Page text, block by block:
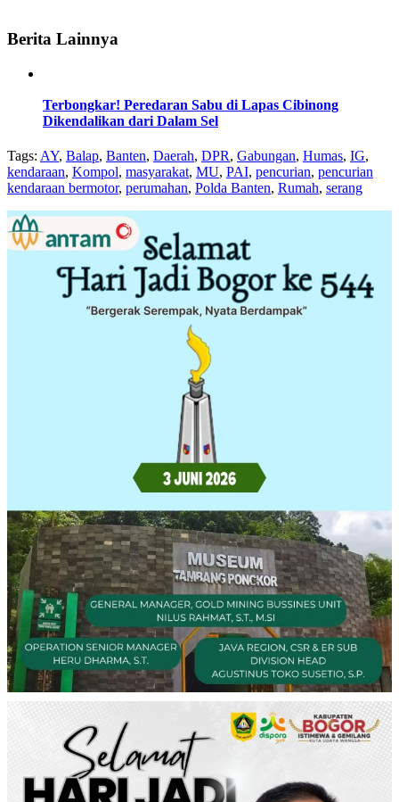
Berita Lainnya
Terbongkar! Peredaran Sabu di Lapas Cibinong
Dikendalikan dari Dalam Sel
Tags: AY, Balap, Banten, Daerah, DPR, Gabungan, Humas, IG,
kendaraan, Kompol, masyarakat, MU, PAI, pencurian, pencurian
kendaraan bermotor, perumahan, Polda Banten, Rumah, serang